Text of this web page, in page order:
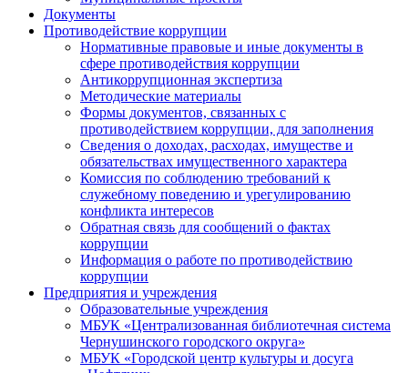
Документы
Противодействие коррупции
Нормативные правовые и иные документы в
сфере противодействия коррупции
Антикоррупционная экспертиза
Методические материалы
Формы документов, связанных с
противодействием коррупции, для заполнения
Сведения о доходах, расходах, имуществе и
обязательствах имущественного характера
Комиссия по соблюдению требований к
служебному поведению и урегулированию
конфликта интересов
Обратная связь для сообщений о фактах
коррупции
Информация о работе по противодействию
коррупции
Предприятия и учреждения
Образовательные учреждения
МБУК «Централизованная библиотечная система
Чернушинского городского округа»
МБУК «Городской центр культуры и досуга